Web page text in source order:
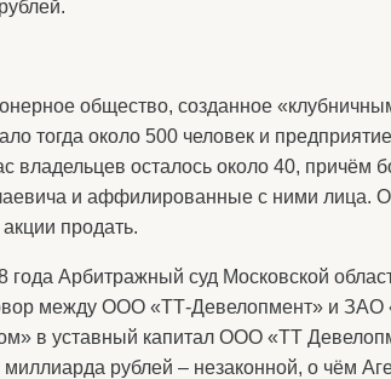
общество, созданное
тогда около 500 человек и
владельцев осталось около 40,
и аффилированные с ними лица.
продать.
года Арбитражный суд Московской
между ООО «ТТ-Девелопмент» и ЗАО
в уставный капитал ООО «ТТ
рублей – незаконной, о чём